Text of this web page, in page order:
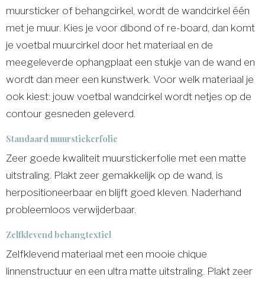
muursticker of behangcirkel, wordt de wandcirkel één
met je muur. Kies je voor dibond of re-board, dan komt
je voetbal muurcirkel door het materiaal en de
meegeleverde ophangplaat een stukje van de wand en
wordt dan meer een kunstwerk. Voor welk materiaal je
ook kiest: jouw voetbal wandcirkel wordt netjes op de
contour gesneden geleverd.
Standaard muurstickerfolie
Zeer goede kwaliteit muurstickerfolie met een matte
uitstraling. Plakt zeer gemakkelijk op de wand, is
herpositioneerbaar en blijft goed kleven. Naderhand
probleemloos verwijderbaar.
Zelfklevend behangtextiel
Zelfklevend materiaal met een mooie chique
linnenstructuur en een ultra matte uitstraling. Plakt zeer